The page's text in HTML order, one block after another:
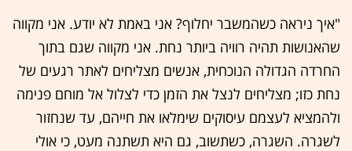
"איך ניראה כשהמשבר יחלוף? אני באמת לא יודע. אני מקווה
שהאנושות תהיה רוויה ביותר נחת. אני מקווה שגם בתוך
החרדה הגדולה הנוכחית, אנשים מצליחים לאתר רגעים של
נחת כזו; מצליחים לנצל את הזמן כדי לצלול אל מוחם פנימה
ולהמציא לעצמם עיסוקים שימלאו את חייהם, עד שנחזור
לשגרה. השגרה, כשתשוב, גם היא תשתנה מעט, כי אולי